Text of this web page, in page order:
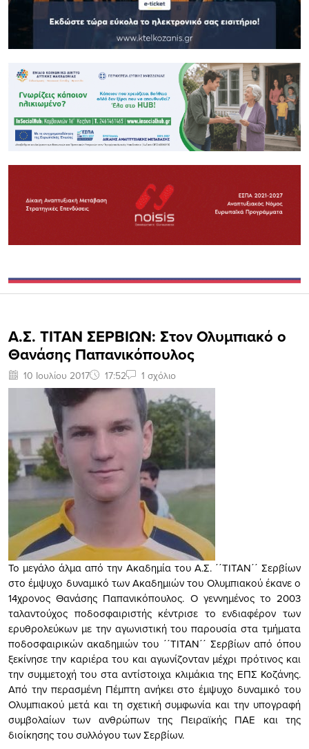
Α.Σ. ΤΙΤΑΝ ΣΕΡΒΙΩΝ: Στον Ολυμπιακό ο
Θανάσης Παπανικόπουλος
10 Ιουλίου 2017 17:52 1 σχόλιο
Το μεγάλο άλμα από την Ακαδημία του Α.Σ. ΄΄ΤΙΤΑΝ΄΄ Σερβίων
στο έμψυχο δυναμικό των Ακαδημιών του Ολυμπιακού έκανε ο
14χρονος Θανάσης Παπανικόπουλος. Ο γεννημένος το 2003
ταλαντούχος ποδοσφαιριστής κέντρισε το ενδιαφέρον των
ερυθρολεύκων με την αγωνιστική του παρουσία στα τμήματα
ποδοσφαιρικών ακαδημιών του ΄΄ΤΙΤΑΝ΄΄ Σερβίων από όπου
ξεκίνησε την καριέρα του και αγωνίζονταν μέχρι πρότινος και
την συμμετοχή του στα αντίστοιχα κλιμάκια της ΕΠΣ Κοζάνης.
Από την περασμένη Πέμπτη ανήκει στο έμψυχο δυναμικό του
Ολυμπιακού μετά και τη σχετική συμφωνία και την υπογραφή
συμβολαίων των ανθρώπων της Πειραϊκής ΠΑΕ και της
διοίκησης του συλλόγου των Σερβίων.